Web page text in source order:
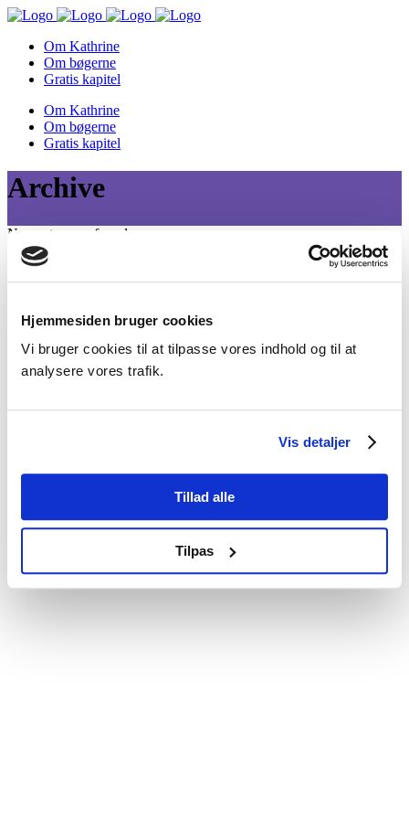
Hjemmesiden bruger cookies
Vi bruger cookies til at tilpasse vores indhold og til at
analysere vores trafik.
Vis detaljer
Tillad alle
Tilpas
Om Kathrine
Om bøgerne
Gratis kapitel
Om Kathrine
Om bøgerne
Gratis kapitel
Archive
No posts were found.
Du er altid velkommen til at skrive til mig på
kathrine@klncopywriting.dk
Hvis du vil booke mig til et foredrag, et kursus eller en tekstopgave,
så kig nærmere på mulighederne på